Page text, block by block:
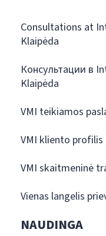
Consultations at
Klaipėda
Консультации в
Klaipėda
VMI teikiamos
VMI kliento profilis
VMI skaitmeninė
Vienas langelis
NAUDINGA